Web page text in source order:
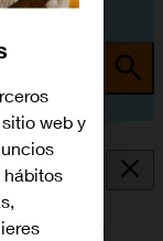
encenderlo,
web y
hábitos